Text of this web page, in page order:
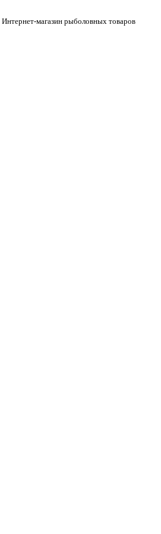
Интернет-магазин рыболовных товаров